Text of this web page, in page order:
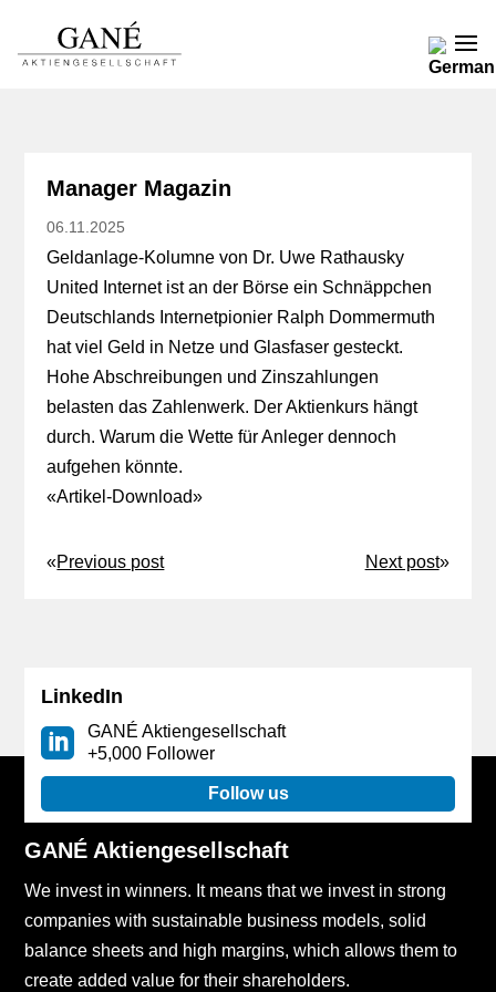
Manager Magazin
06.11.2025
Geldanlage-Kolumne von Dr. Uwe Rathausky
United Internet ist an der Börse ein Schnäppchen
Deutschlands Internetpionier Ralph Dommermuth
hat viel Geld in Netze und Glasfaser gesteckt.
Hohe Abschreibungen und Zinszahlungen
belasten das Zahlenwerk. Der Aktienkurs hängt
durch. Warum die Wette für Anleger dennoch
aufgehen könnte.
«Artikel-Download»
«Previous post Next post»
LinkedIn
GANÉ Aktiengesellschaft
+5,000 Follower
Follow us
GANÉ Aktiengesellschaft
We invest in winners. It means that we invest in strong
companies with sustainable business models, solid
balance sheets and high margins, which allows them to
create added value for their shareholders.